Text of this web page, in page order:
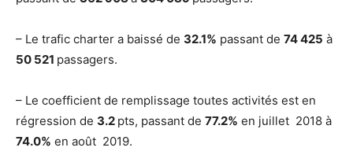
– Le trafic charter a baissé de 32.1% passant de 74 425 à
50 521 passagers.
– Le coefficient de remplissage toutes activités est en
régression de 3.2 pts, passant de 77.2% en juillet 2018 à
74.0% en août 2019.